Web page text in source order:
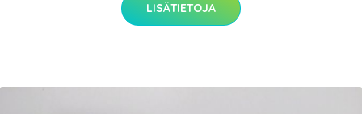
LISÄTIETOJA